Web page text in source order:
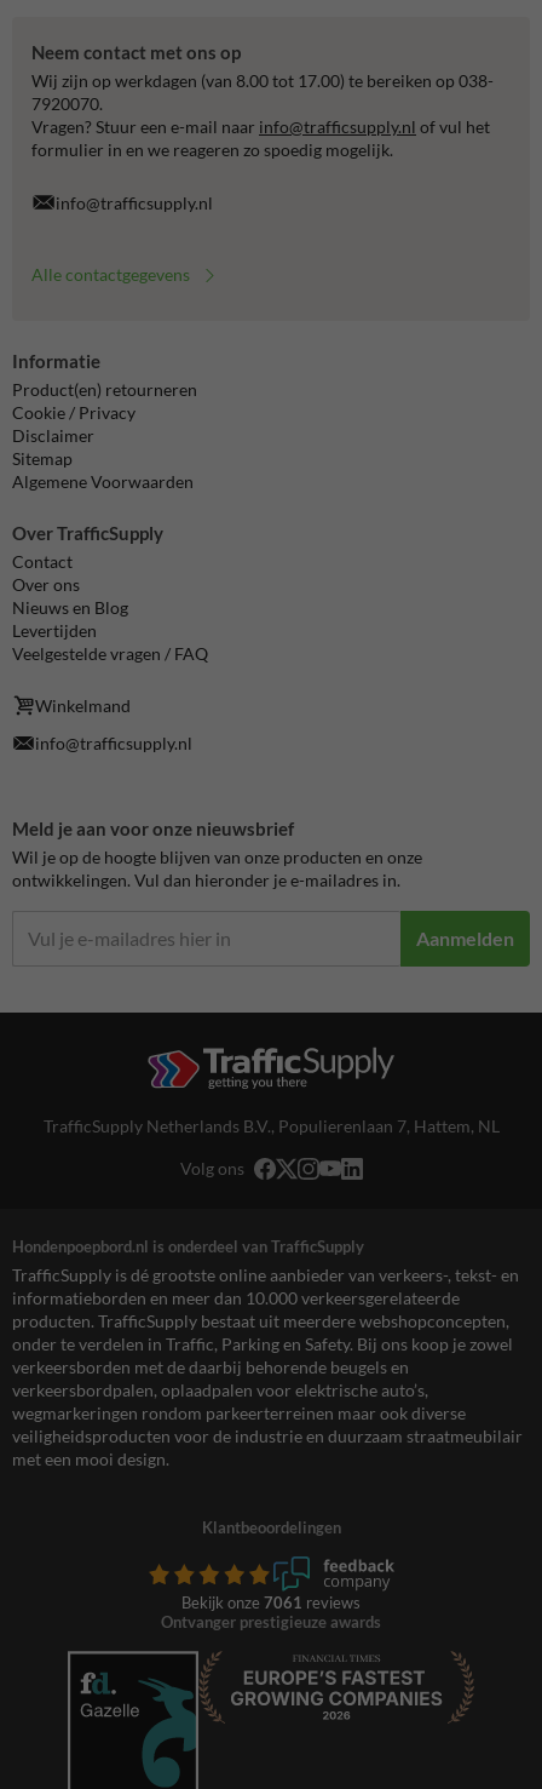
Neem contact met ons op
Wij zijn op werkdagen (van 8.00 tot 17.00) te bereiken op 038-
7920070.
Vragen? Stuur een e-mail naar info@trafficsupply.nl of vul het
formulier in en we reageren zo spoedig mogelijk.
info@trafficsupply.nl
Alle contactgegevens
Informatie
Product(en) retourneren
Cookie / Privacy
Disclaimer
Sitemap
Algemene Voorwaarden
Over TrafficSupply
Contact
Over ons
Nieuws en Blog
Levertijden
Veelgestelde vragen / FAQ
Winkelmand
info@trafficsupply.nl
Meld je aan voor onze nieuwsbrief
Wil je op de hoogte blijven van onze producten en onze
ontwikkelingen. Vul dan hieronder je e-mailadres in.
Aanmelden
TrafficSupply Netherlands B.V., Populierenlaan 7, Hattem, NL
Volg ons
Hondenpoepbord.nl is onderdeel van TrafficSupply
TrafficSupply is dé grootste online aanbieder van verkeers-, tekst- en
informatieborden en meer dan 10.000 verkeersgerelateerde
producten. TrafficSupply bestaat uit meerdere webshopconcepten,
onder te verdelen in Traffic, Parking en Safety. Bij ons koop je zowel
verkeersborden met de daarbij behorende beugels en
verkeersbordpalen, oplaadpalen voor elektrische auto’s,
wegmarkeringen rondom parkeerterreinen maar ook diverse
veiligheidsproducten voor de industrie en duurzaam straatmeubilair
met een mooi design.
Klantbeoordelingen
Bekijk onze 7061 reviews
Ontvanger prestigieuze awards